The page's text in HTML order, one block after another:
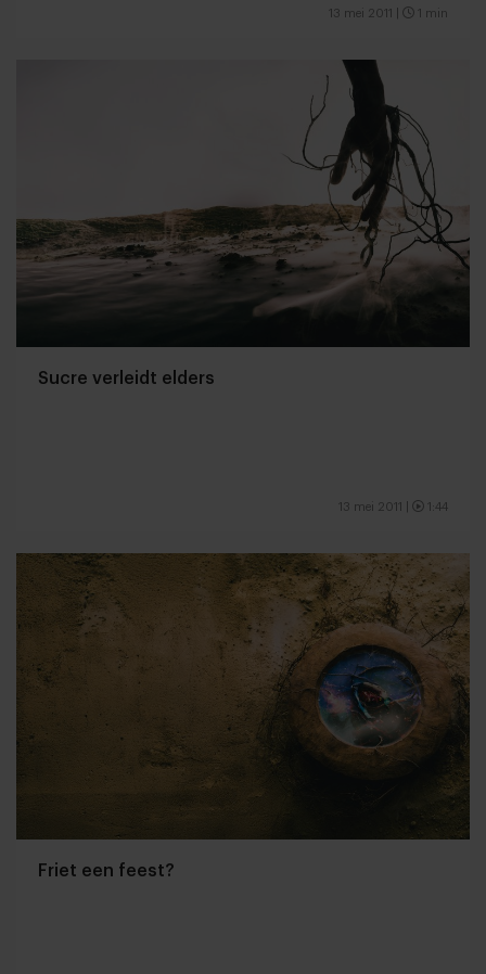
13 mei 2011 1 min
Sucre verleidt elders
13 mei 2011 1:44
Friet een feest?